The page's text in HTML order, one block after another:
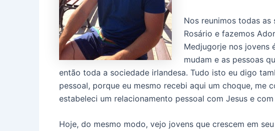
Nos reunimos todas
Rosário e fazemos
Medjugorje nos jovens
mudam e as pessoas
então toda a sociedade irlandesa. Tudo isto eu digo
pessoal, porque eu mesmo recebi aqui um choque, me
estabeleci um relacionamento pessoal com Jesus e com
Hoje, do mesmo modo, vejo jovens que crescem em